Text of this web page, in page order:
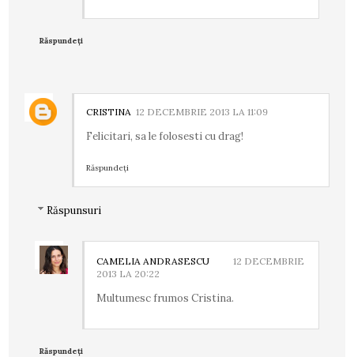
Răspundeți
CRISTINA 12 DECEMBRIE 2013 LA 11:09
Felicitari, sa le folosesti cu drag!
Răspundeți
Răspunsuri
CAMELIA ANDRASESCU
12 DECEMBRIE
2013 LA 20:22
Multumesc frumos Cristina.
Răspundeți